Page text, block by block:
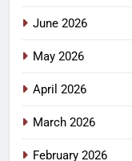
June 2026
May 2026
April 2026
March 2026
February 2026